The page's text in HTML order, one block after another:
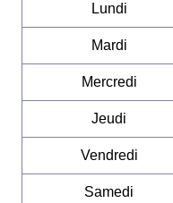
Lundi
Mardi
Mercredi
Jeudi
Vendredi
Samedi